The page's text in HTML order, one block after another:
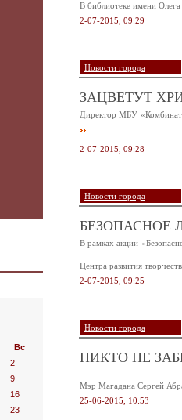
Вс
2
9
16
23
В библиотеке имени
2-07-2015, 09:29
Новости города
ЗАЦВЕТУТ
Директор МБУ «Комбинат
2-07-2015, 09:28
Новости города
БЕЗОПАСНОЕ
В рамках акции
Центра развития
2-07-2015, 09:25
Новости города
НИКТО НЕ
Мэр Магадана Сергей
25-06-2015, 10:53